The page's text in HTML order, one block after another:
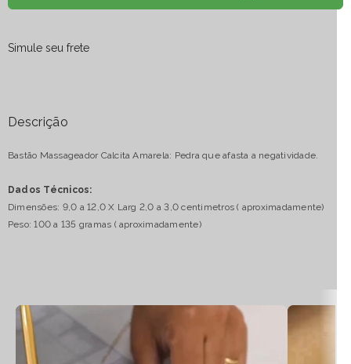
a
a
Simule seu frete
Descrição
Bastão Massageador Calcita Amarela: Pedra que afasta a negatividade.
Dados Técnicos:
Dimensões: 9,0 a 12,0 X Larg 2,0 a 3,0 centimetros ( aproximadamente)
Peso: 100 a 135 gramas ( aproximadamente)